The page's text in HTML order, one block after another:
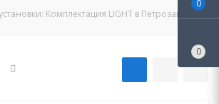
Комплектация LIGHT в Петрозаводске
0
0